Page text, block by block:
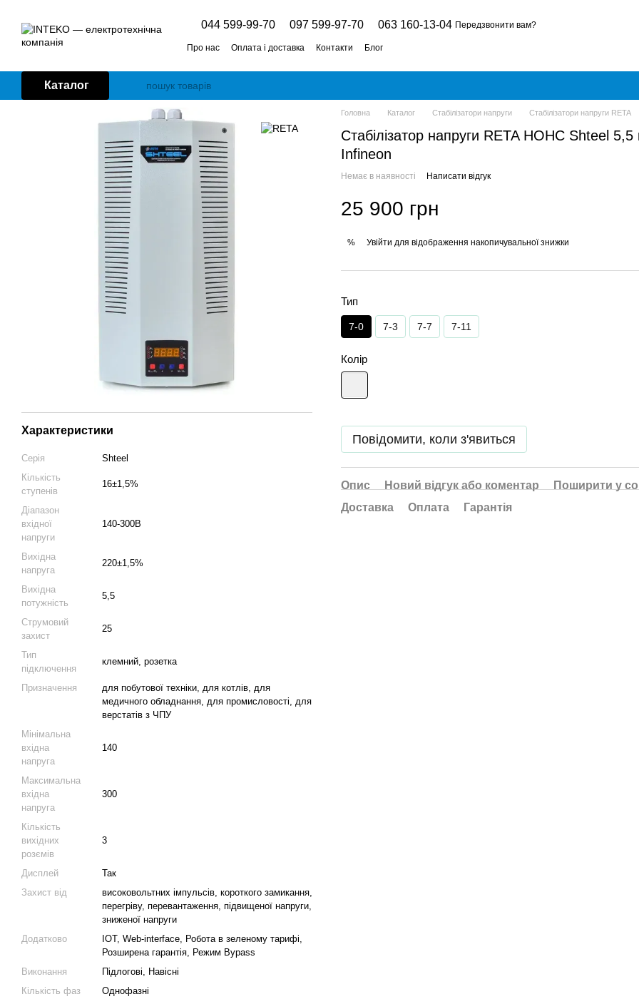
044 599-99-70 097 599-97-70 063 160-13-04 Передзвонити вам?
Про нас Оплата і доставка Контакти Блог
Каталог
Характеристики
Серія
Shteel
Кількість
ступенів
16±1,5%
Діапазон
вхідної
напруги
140-300В
Вихідна
напруга
220±1,5%
Вихідна
потужність
5,5
Струмовий
захист
25
Тип
підключення
клемний, розетка
Призначення
для побутової техніки, для котлів, для
медичного обладнання, для промисловості, для
верстатів з ЧПУ
Мінімальна
вхідна
напруга
140
Максимальна
вхідна
напруга
300
Кількість
вихідних
розємів
3
Дисплей
Так
Захист від
високовольтних імпульсів, короткого замикання,
перегріву, перевантаження, підвищеної напруги,
зниженої напруги
Додатково
IOT, Web-interface, Робота в зеленому тарифі,
Розширена гарантія, Режим Bypass
Виконання
Підлогові, Навісні
Кількість фаз
Однофазні
Головна Каталог Стабілізатори напруги Стабілізатори напруги RETA
Стабілізатор напруги RETA НОНС Shteel
Infineon
Немає в наявності Написати відгук
25 900 грн
% Увійти для відображення накопичувальної знижки
Тип
7-0 7-3 7-7 7-11
Колір
Повідомити, коли з'явиться
Опис Новий відгук або коментар
Поширити у
Доставка
Оплата Гарантія